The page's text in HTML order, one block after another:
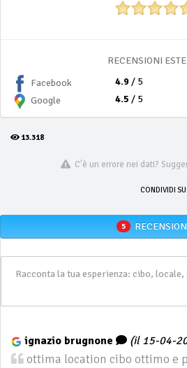
RECENSIONI
Facebook
4.9/ 5
Google
4.5 / 5
13.318
C'è un errore nei dati?
CONDIVIDI
5
ignazio brugnone (il 15-04-
ottima location cibo ottimo e